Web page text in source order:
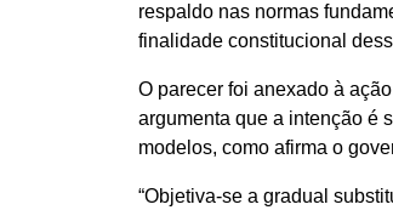
respaldo nas normas
finalidade constitucional
O parecer foi anexado à
argumenta que a intenção é
modelos, como afirma o
“Objetiva-se a gradual